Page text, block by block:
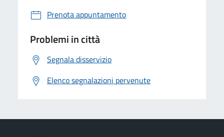
Prenota appuntamento
Problemi in città
Segnala disservizio
Elenco segnalazioni pervenute